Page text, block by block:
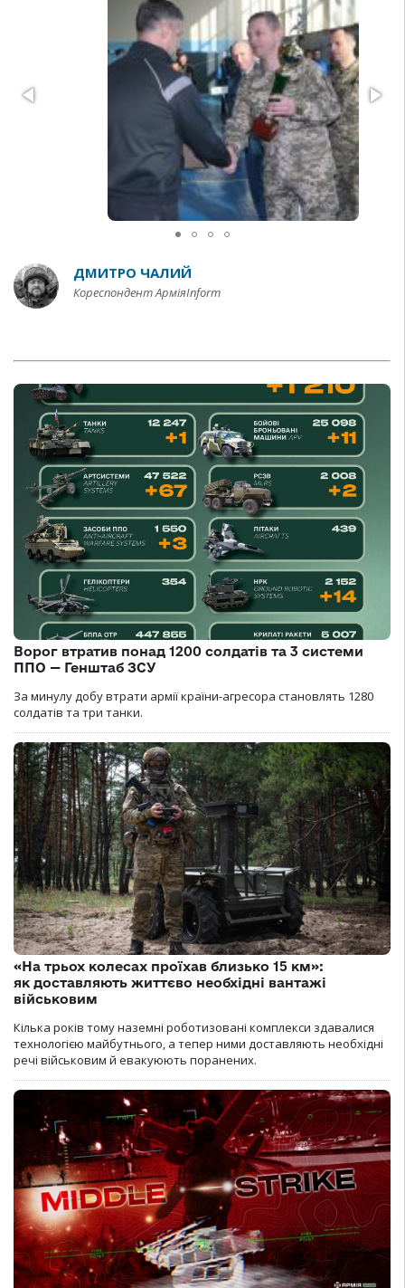
ДМИТРО ЧАЛИЙ
Кореспондент АрміяInform
Ворог втратив понад 1200 солдатів та 3 системи
ППО — Генштаб ЗСУ
За минулу добу втрати армії країни-агресора становлять 1280
солдатів та три танки.
«На трьох колесах проїхав близько 15 км»:
як доставляють життєво необхідні вантажі
військовим
Кілька років тому наземні роботизовані комплекси здавалися
технологією майбутнього, а тепер ними доставляють необхідні
речі військовим й евакуюють поранених.